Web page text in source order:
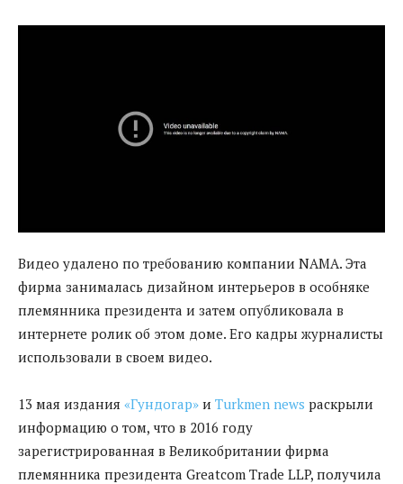
Видео удалено по требованию компании NAMA. Эта
фирма занималась дизайном интерьеров в особняке
племянника президента и затем опубликовала в
интернете ролик об этом доме. Его кадры журналисты
использовали в своем видео.
13 мая издания «Гундогар» и Turkmen news раскрыли
информацию о том, что в 2016 году
зарегистрированная в Великобритании фирма
племянника президента Greatcom Trade LLP, получила